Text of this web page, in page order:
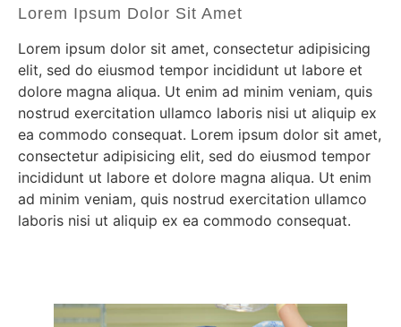
Lorem Ipsum Dolor Sit Amet
Lorem ipsum dolor sit amet, consectetur adipisicing
elit, sed do eiusmod tempor incididunt ut labore et
dolore magna aliqua. Ut enim ad minim veniam, quis
nostrud exercitation ullamco laboris nisi ut aliquip ex
ea commodo consequat. Lorem ipsum dolor sit amet,
consectetur adipisicing elit, sed do eiusmod tempor
incididunt ut labore et dolore magna aliqua. Ut enim
ad minim veniam, quis nostrud exercitation ullamco
laboris nisi ut aliquip ex ea commodo consequat.